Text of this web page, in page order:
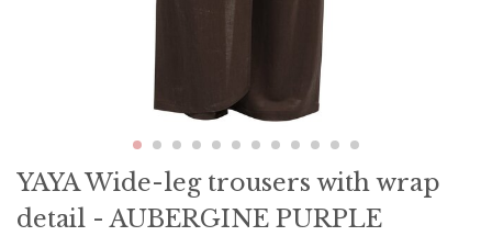
YAYA Wide-leg trousers with wrap
detail - AUBERGINE PURPLE